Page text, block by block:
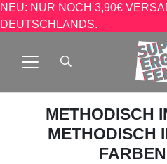
NEU: NUR NOCH 3,90€
DEUTSCHLANDS.
METHODISCH
METHODISCH